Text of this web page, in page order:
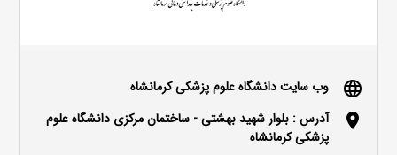
language وب سایت دانشگاه علوم پزشکی کرمانشاه
location_on
آدرس : بلوار شهید بهشتی - ساختمان مرکزی دانشگاه علوم
پزشکی کرمانشاه